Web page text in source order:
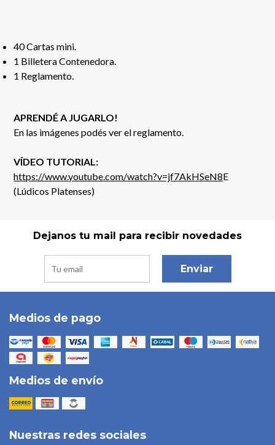
40 Cartas mini.
1 Billetera Contenedora.
1 Reglamento.
APRENDÉ A JUGARLO!
En las imágenes podés ver el reglamento.
VÍDEO TUTORIAL:
https://www.youtube.com/watch?v=jf7AkHSeN8E
(Lúdicos Platenses)
Dejanos tu mail para recibir novedades
Enviar
Medios de pago
Medios de envío
Nuestras redes sociales